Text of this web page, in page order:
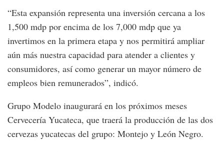
“Esta expansión representa una inversión cercana a los
1,500 mdp por encima de los 7,000 mdp que ya
invertimos en la primera etapa y nos permitirá ampliar
aún más nuestra capacidad para atender a clientes y
consumidores, así como generar un mayor número de
empleos bien remunerados”, indicó.
Grupo Modelo inaugurará en los próximos meses
Cervecería Yucateca, que traerá la producción de las dos
cervezas yucatecas del grupo: Montejo y León Negro.